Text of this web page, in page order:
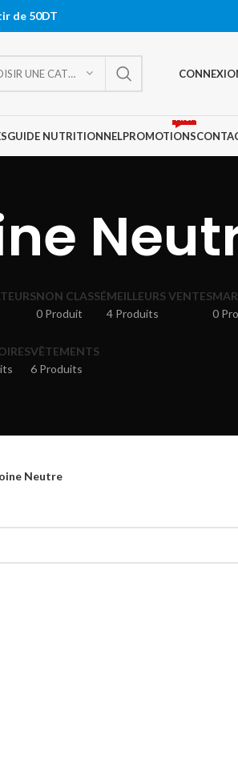
CHOISIR UNE CATÉGORIE
GUIDE NUTRITIONNELPROMOTIONS
NON CLASSÉ
0 Produit
MEILLEURS VENTES
4 Produits
0
VÊTEMENTS
6 Produits
Neutre
de 50DT